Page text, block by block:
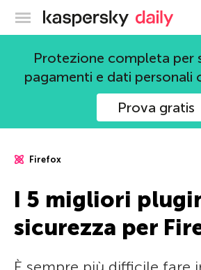
Blog ufficiale
Protezione completa per
pagamenti e dati personali
Prova gratis
Firefox
I 5 migliori
sicurezza per